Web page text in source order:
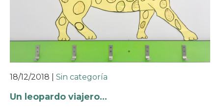
18/12/2018 Sin categoría
Un leopardo viajero…